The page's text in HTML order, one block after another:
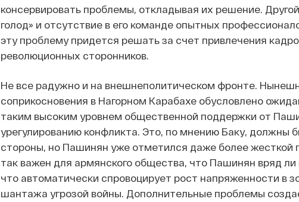
консервировать проблемы, откладывая их решение.
голод» и отсутствие в его команде опытных
эту проблему придется решать за счет привлечения
революционных сторонников.
Не все радужно и на внешнеполитическом фронте.
соприкосновения в Нагорном Карабахе обусловлено
таким высоким уровнем общественной поддержки от
урегулированию конфликта. Это, по мнению Баку, должны
стороны, но Пашинян уже отметился даже более жесткой
так важен для армянского общества, что Пашинян вряд
что автоматически спровоцирует рост напряженности в
шантажа угрозой войны. Дополнительные проблемы